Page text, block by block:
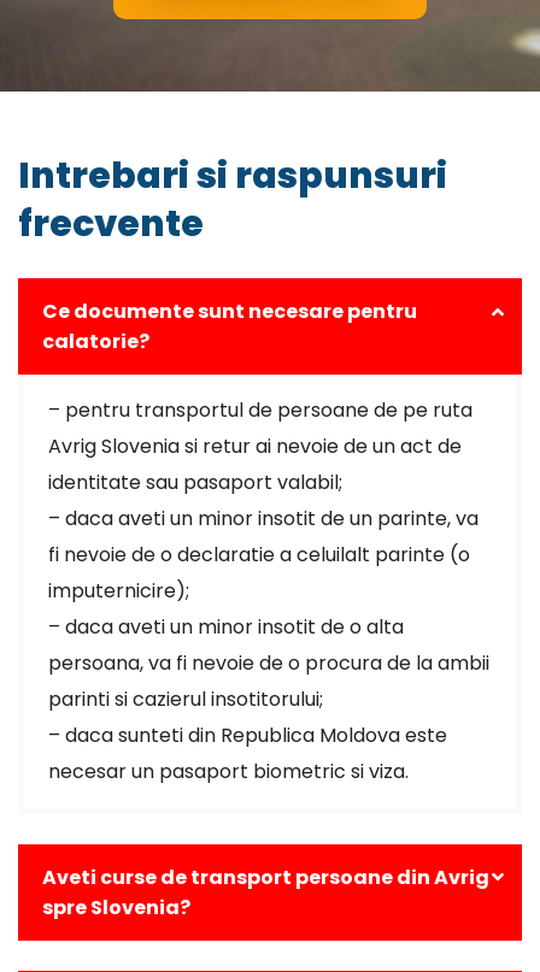
Intrebari si raspunsuri
frecvente
Ce documente sunt necesare pentru
calatorie?
– pentru transportul de persoane de pe ruta
Avrig Slovenia si retur ai nevoie de un act de
identitate sau pasaport valabil;
– daca aveti un minor insotit de un parinte, va
fi nevoie de o declaratie a celuilalt parinte (o
imputernicire);
– daca aveti un minor insotit de o alta
persoana, va fi nevoie de o procura de la ambii
parinti si cazierul insotitorului;
– daca sunteti din Republica Moldova este
necesar un pasaport biometric si viza.
Aveti curse de transport persoane din Avrig
spre Slovenia?